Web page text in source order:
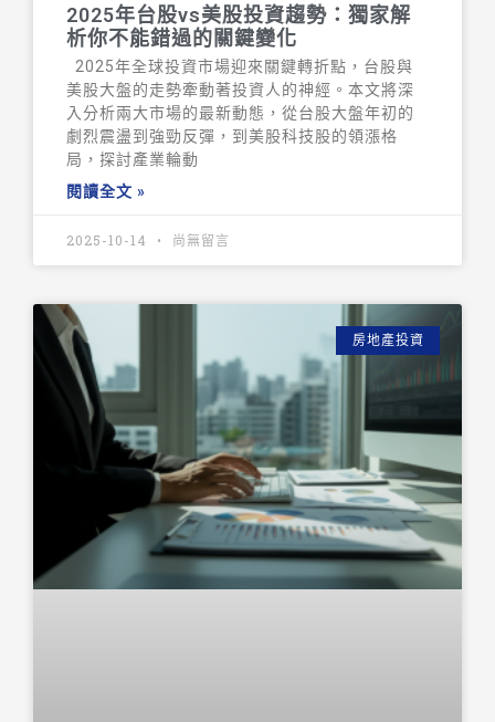
2025年台股vs美股投資趨勢：獨家解
析你不能錯過的關鍵變化
2025年全球投資市場迎來關鍵轉折點，台股與
美股大盤的走勢牽動著投資人的神經。本文將深
入分析兩大市場的最新動態，從台股大盤年初的
劇烈震盪到強勁反彈，到美股科技股的領漲格
局，探討產業輪動
閱讀全文 »
2025-10-14 尚無留言
房地產投資